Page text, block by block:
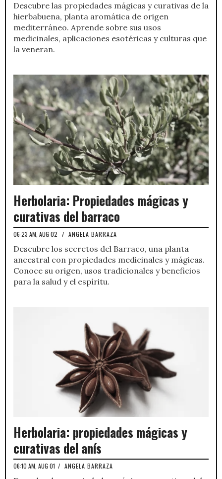
Descubre las propiedades mágicas y curativas de la
hierbabuena, planta aromática de origen
mediterráneo. Aprende sobre sus usos
medicinales, aplicaciones esotéricas y culturas que
la veneran.
Herbolaria: Propiedades mágicas y
curativas del barraco
06:23 AM, AUG 02 / ANGELA BARRAZA
Descubre los secretos del Barraco, una planta
ancestral con propiedades medicinales y mágicas.
Conoce su origen, usos tradicionales y beneficios
para la salud y el espíritu.
Herbolaria: propiedades mágicas y
curativas del anís
06:10 AM, AUG 01 / ANGELA BARRAZA